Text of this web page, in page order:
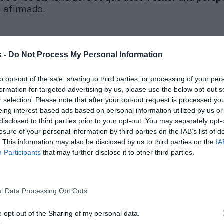
- Do Not Process My Personal Information
opt-out of the sale, sharing to third parties, or processing of your
for targeted advertising by us, please use the below opt-out
selection. Please note that after your opt-out request is processed
interest-based ads based on personal information utilized by us
to third parties prior to your opt-out. You may separately
of your personal information by third parties on the IAB’s list of
This information may also be disclosed by us to third parties on the
Participants that may further disclose it to other third parties.
Data Processing Opt Outs
opt-out of the Sharing of my personal data.
afirmado.
en el lanzamiento de esta
antes de que sea una
comisionado está convencido de las posibilidades
paraaumentar sus ingresos audiovisuales
sentido, ha puesto el ejemplo de lo que está
sustituto. Los fans tienen mucha capacidad para